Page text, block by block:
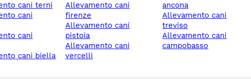
cani terni
cani biella
allevamento cani
firenze
allevamento cani
pistoia
allevamento cani
vercelli
ancona
allevamento cani
treviso
allevamento cani
campobasso